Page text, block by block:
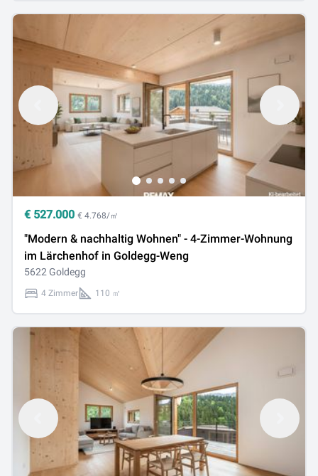
€ 527.000 € 4.768/㎡
"Modern & nachhaltig Wohnen" - 4-Zimmer-Wohnung
im Lärchenhof in Goldegg-Weng
5622 Goldegg
4 Zimmer 110 ㎡